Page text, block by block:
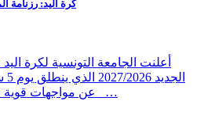
كرة اليد: رزنامة
أعلنت الجامعة التونسية لكرة
عن مواجهات قوية في الجولة الأولى:نسر طبلبة _…